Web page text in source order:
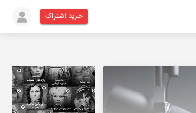
خرید اشتراک